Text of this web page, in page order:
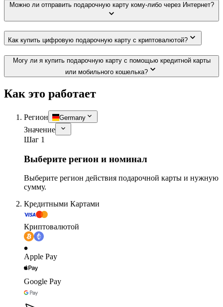
Можно ли отправить подарочную карту кому-либо через Интернет?
Как купить цифровую подарочную карту с криптовалютой?
Могу ли я купить подарочную карту с помощью кредитной карты
или мобильного кошелька?
Как это работает
Регион Germany
Значение
Шаг 1
Выберите регион и номинал
Выберите регион действия подарочной карты и нужную
сумму.
Кредитными Картами
Криптовалютой
Apple Pay
Google Pay